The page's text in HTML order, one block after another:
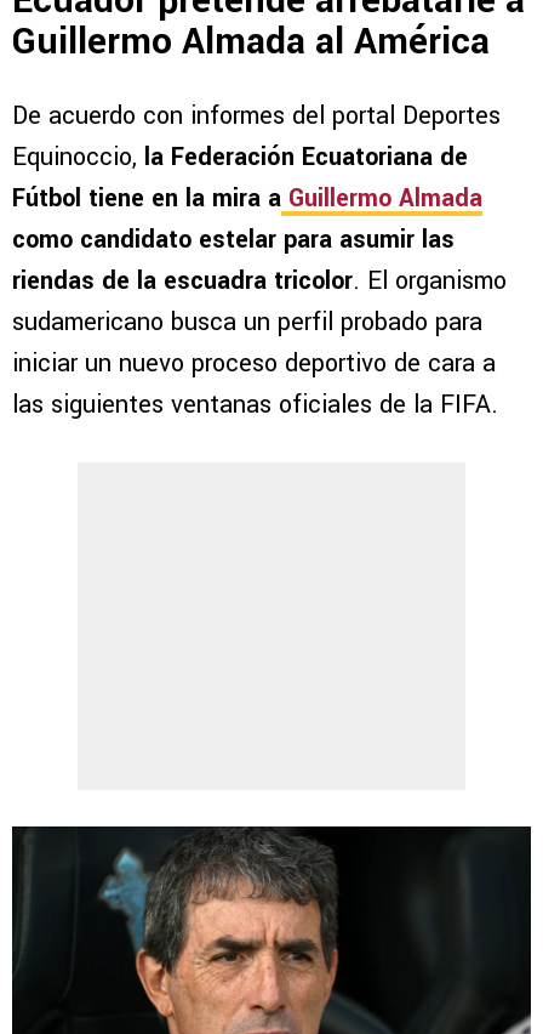
Guillermo Almada al América
De acuerdo con informes del portal Deportes
Equinoccio, la Federación Ecuatoriana de
Fútbol tiene en la mira a Guillermo Almada
como candidato estelar para asumir las
riendas de la escuadra tricolor. El organismo
sudamericano busca un perfil probado para
iniciar un nuevo proceso deportivo de cara a
las siguientes ventanas oficiales de la FIFA.